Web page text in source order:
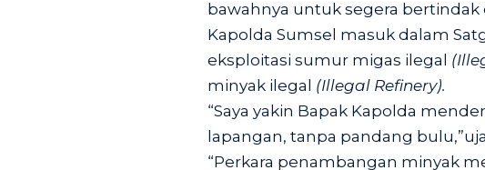
bawahnya untuk segera bertindak
Kapolda Sumsel masuk dalam
eksploitasi sumur migas ilegal
minyak ilegal (Illegal Refinery).
“Saya yakin Bapak Kapolda
lapangan, tanpa pandang
“Perkara penambangan minyak